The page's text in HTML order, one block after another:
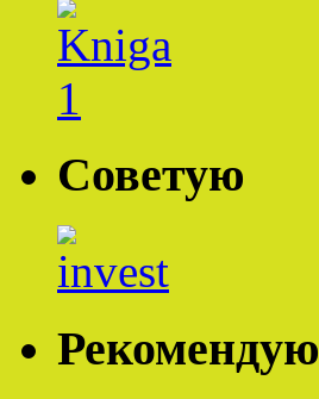
Советую
Рекомендую